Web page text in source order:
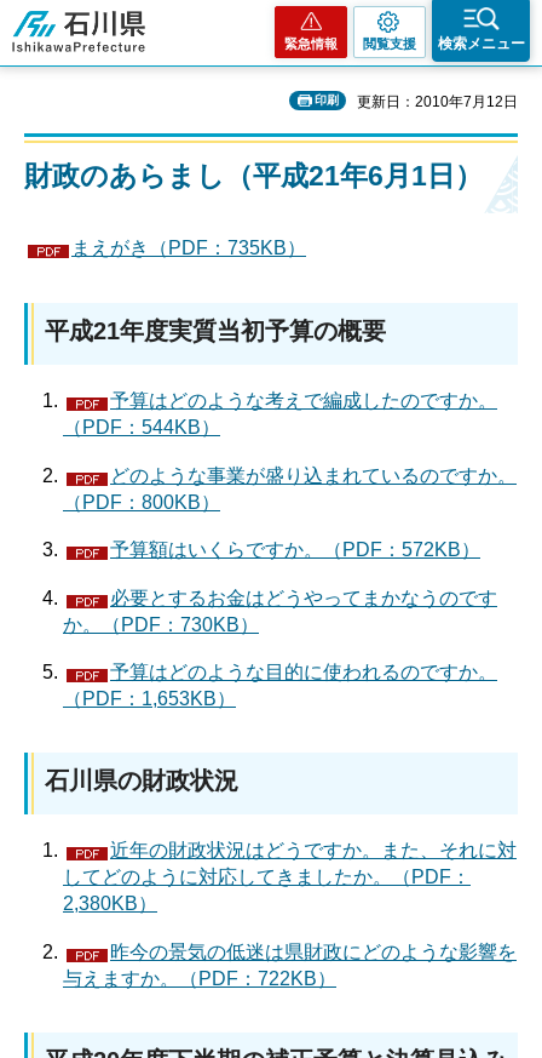
石川県
緊急情報 閲覧支援 検索メニュー
印刷 更新日：2010年7月12日
財政のあらまし（平成21年6月1日）
まえがき（PDF：735KB）
平成21年度実質当初予算の概要
予算はどのような考えで編成したのですか。
（PDF：544KB）
どのような事業が盛り込まれているのですか。
（PDF：800KB）
予算額はいくらですか。（PDF：572KB）
必要とするお金はどうやってまかなうのです
か。（PDF：730KB）
予算はどのような目的に使われるのですか。
（PDF：1,653KB）
石川県の財政状況
近年の財政状況はどうですか。また、それに対
してどのように対応してきましたか。（PDF：
2,380KB）
昨今の景気の低迷は県財政にどのような影響を
与えますか。（PDF：722KB）